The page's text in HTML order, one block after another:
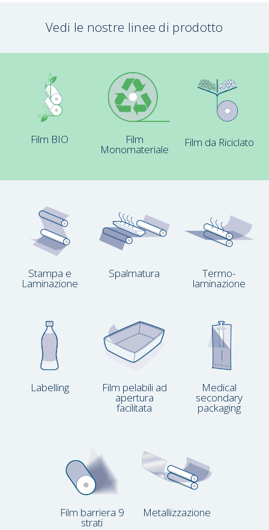
Vedi le nostre linee di prodotto
Film BIO Film
Monomateriale
Film da Riciclato
Stampa e
Laminazione
Spalmatura Termo­
laminazione
Labelling Film pelabili ad
apertura
facilitata
Medical
secondary
packaging
Film barriera 9
strati
Metallizzazione